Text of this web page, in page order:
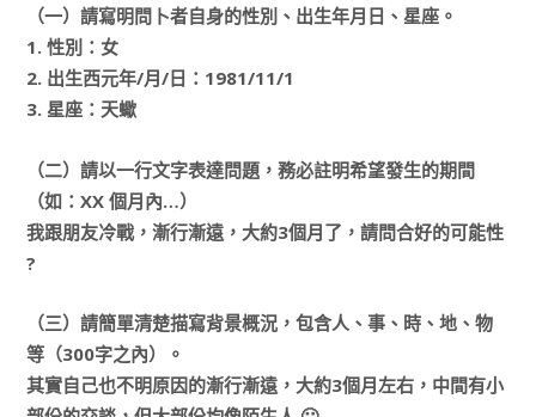
（一）請寫明問卜者自身的性別、出生年月日、星座。
1. 性別：女
2. 出生西元年/月/日：1981/11/1
3. 星座：天蠍
（二）請以一行文字表達問題，務必註明希望發生的期間
（如：XX 個月內…）
我跟朋友冷戰，漸行漸遠，大約3個月了，請問合好的可能性
?
（三）請簡單清楚描寫背景概況，包含人、事、時、地、物
等（300字之內）。
其實自己也不明原因的漸行漸遠，大約3個月左右，中間有小